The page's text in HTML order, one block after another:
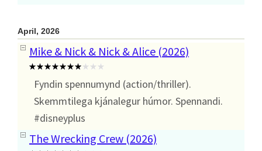
April, 2026
Mike & Nick & Nick & Alice (2026)
Fyndin spennumynd (action/thriller).
Skemmtilega kjánalegur húmor. Spennandi.
#disneyplus
The Wrecking Crew (2026)